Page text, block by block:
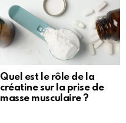
Quel est le rôle de la
créatine sur la prise de
masse musculaire ?